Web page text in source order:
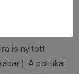
jellege, ám
is nyitott
A politikai